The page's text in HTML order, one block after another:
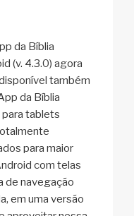
da Bíblia
(v. 4.3.0) agora
também
da Bíblia
tablets
para maior
com telas
de navegação
em uma versão